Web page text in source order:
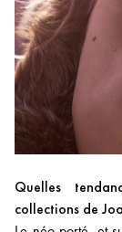
Quelles
collections de